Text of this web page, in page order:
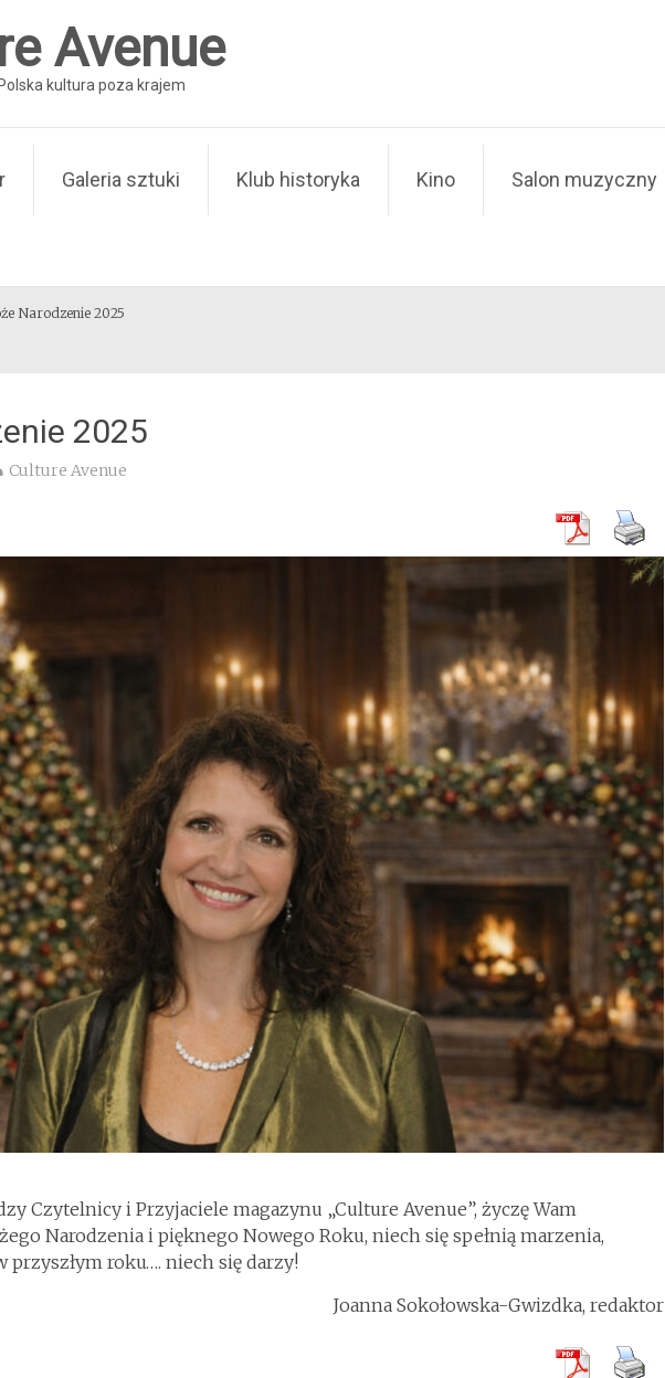
Avenue
Polska kultura poza krajem
Galeria sztuki Klub historyka Kino Salon muzyczny
Narodzenie 2025
2025
Culture Avenue
Czytelnicy i Przyjaciele magazynu „Culture Avenue”, życzę Wam
Narodzenia i pięknego Nowego Roku, niech się spełnią marzenia,
przyszłym roku…. niech się darzy!
Joanna Sokołowska-Gwizdka, redaktor